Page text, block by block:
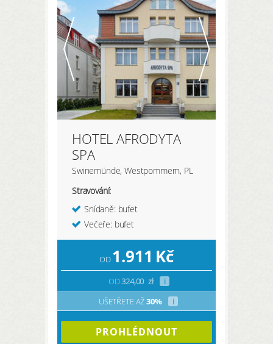
HOTEL AFRODYTA
SPA
Swinemünde, Westpommern, PL
Stravování:
Snídaně: bufet
Večeře: bufet
OD1.911 Kč
OD324,00 zł
i
UŠETŘETE AŽ30% i
PROHLÉDNOUT